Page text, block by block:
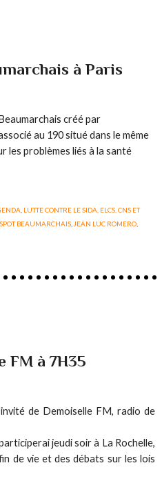
à Paris
créé par
au 190 situé dans le même
les problèmes liés à la santé
LUTTE CONTRE LE SIDA, ELCS, CNS ET
SPOT BEAUMARCHAIS JEAN LUC ROMERO
FM à 7H35
de Demoiselle FM, radio de
jeudi soir à La Rochelle,
de vie et des débats sur les lois